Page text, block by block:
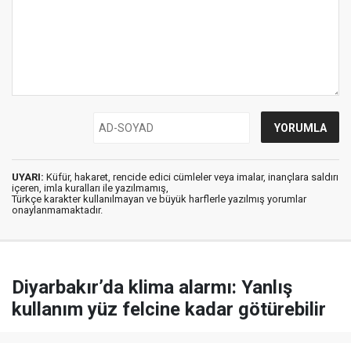
UYARI: Küfür, hakaret, rencide edici cümleler veya imalar, inançlara saldırı
içeren, imla kuralları ile yazılmamış,
Türkçe karakter kullanılmayan ve büyük harflerle yazılmış yorumlar
onaylanmamaktadır.
Diyarbakır’da klima alarmı: Yanlış
kullanım yüz felcine kadar götürebilir